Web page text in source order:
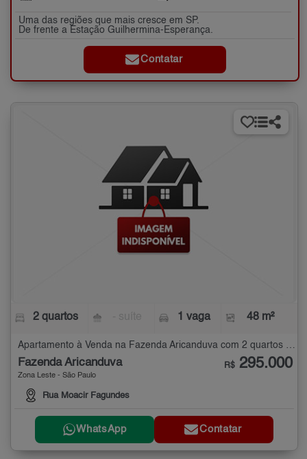
Uma das regiões que mais cresce em SP.
De frente a Estação Guilhermina-Esperança.
Contatar
2 quartos 1 vaga 48 m²
Fazenda Aricanduva
Zona Leste - São Paulo
Rua Moacir Fagundes
R$ 295.000
WhatsApp Contatar